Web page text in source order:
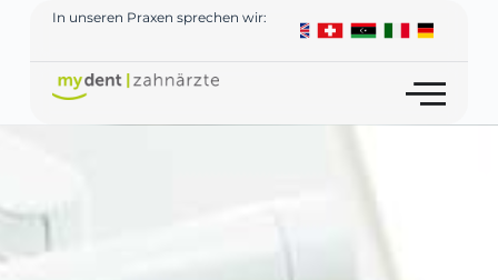
In unseren Praxen sprechen wir: